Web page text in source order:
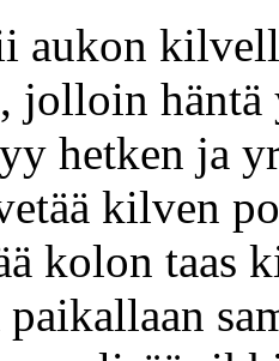
aukon
jolloin
hetken ja
kilven
kolon taas
paikallaan